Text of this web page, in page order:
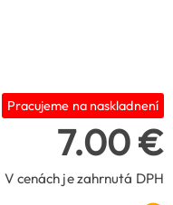
Pracujeme na naskladnení
7.00 €
V cenách je zahrnutá DPH